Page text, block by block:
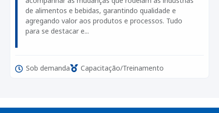
de alimentos e bebidas, garantindo qualidade e
agregando valor aos produtos e processos. Tudo
para se destacar e...
Sob demanda Capacitação/Treinamento